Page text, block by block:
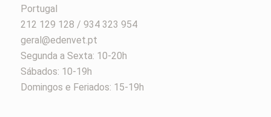
Portugal
212 129 128 / 934 323 954
geral@edenvet.pt
Segunda a Sexta: 10-20h
Sábados: 10-19h
Domingos e Feriados: 15-19h